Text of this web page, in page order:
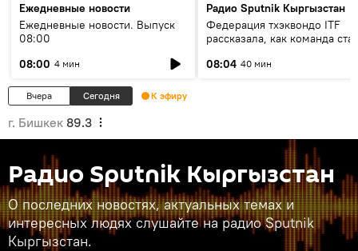
Ежедневные новости
Ежедневные новости. Выпуск
08:00
08:00 4 мин
Радио Sputnik Кыргызстан
Федерация тхэквондо ITF
рассказала, как команда
08:04 40 мин
Вчера Сегодня К эфиру
г. Бишкек 89.3
Радио Sputnik Кыргызстан
О последних новостях, актуальных темах и
интересных людях слушайте на радио Sputnik
Кыргызстан.